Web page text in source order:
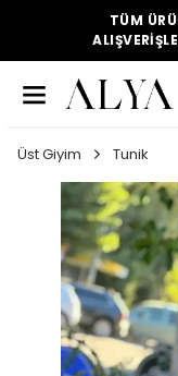
TÜM
Üst Giyim Tunik